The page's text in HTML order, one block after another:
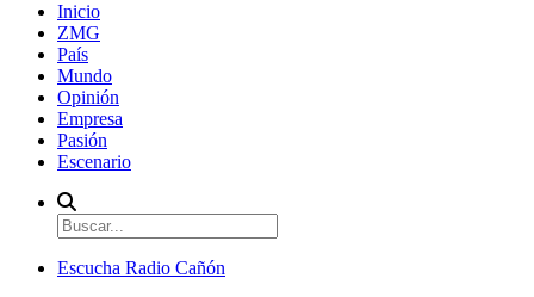
Inicio
ZMG
País
Mundo
Opinión
Empresa
Pasión
Escenario
Escucha Radio Cañón